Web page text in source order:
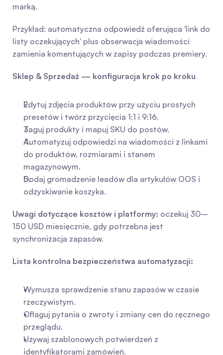
marką.
Przykład: automatyczna odpowiedź oferująca 'link do
listy oczekujących' plus obserwacja wiadomości
zamienia komentujących w zapisy podczas premiery.
Sklep & Sprzedaż — konfiguracja krok po kroku
Edytuj zdjęcia produktów przy użyciu prostych
presetów i twórz przycięcia 1:1 i 9:16.
Taguj produkty i mapuj SKU do postów.
Automatyzuj odpowiedzi na wiadomości z linkami
do produktów, rozmiarami i stanem
magazynowym.
Dodaj gromadzenie leadów dla artykułów OOS i
odzyskiwanie koszyka.
Uwagi dotyczące kosztów i platformy: oczekuj 30–
150 USD miesięcznie, gdy potrzebna jest
synchronizacja zapasów.
Lista kontrolna bezpieczeństwa automatyzacji:
Wymusza sprawdzenie stanu zapasów w czasie
rzeczywistym.
Oflaguj pytania o zwroty i zmiany cen do ręcznego
przeglądu.
Używaj szablonowych potwierdzeń z
identyfikatorami zamówień.